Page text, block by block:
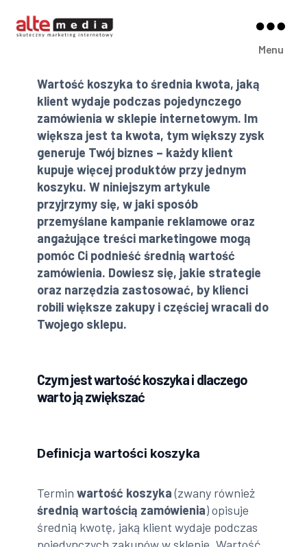
Media
Menu
Wartość koszyka to średnia kwota, jaką
klient wydaje podczas pojedynczego
zamówienia w sklepie internetowym. Im
większa jest ta kwota, tym większy zysk
generuje Twój biznes – każdy klient
kupuje więcej produktów przy jednym
koszyku. W niniejszym artykule
przyjrzymy się, w jaki sposób
przemyślane kampanie reklamowe oraz
angażujące treści marketingowe mogą
pomóc Ci podnieść średnią wartość
zamówienia. Dowiesz się, jakie strategie
oraz narzędzia zastosować, by klienci
robili większe zakupy i częściej wracali do
Twojego sklepu.
Czym jest wartość koszyka i dlaczego
warto ją zwiększać
Definicja wartości koszyka
Terminwartość koszyka(zwany również
średnią wartością zamówienia) opisuje
średnią kwotę, jaką klient wydaje podczas